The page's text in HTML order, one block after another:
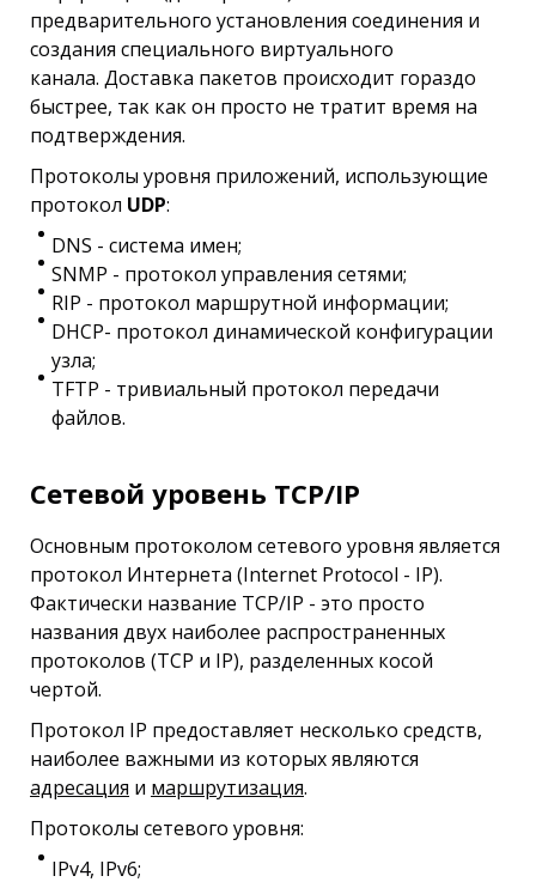
предварительного установления соединения и
создания специального виртуального
канала. Доставка пакетов происходит гораздо
быстрее, так как он просто не тратит время на
подтверждения.
Протоколы уровня приложений, использующие
протокол UDP:
DNS - система имен;
SNMP - протокол управления сетями;
RIP - протокол маршрутной информации;
DHCP- протокол динамической конфигурации
узла;
TFTP - тривиальный протокол передачи
файлов.
Сетевой уровень TCP/IP
Основным протоколом сетевого уровня является
протокол Интернета (Internet Protocol - IP).
Фактически название TCP/IP - это просто
названия двух наиболее распространенных
протоколов (TCP и IP), разделенных косой
чертой.
Протокол IP предоставляет несколько средств,
наиболее важными из которых являются
адресация и маршрутизация.
Протоколы сетевого уровня:
IPv4, IPv6;